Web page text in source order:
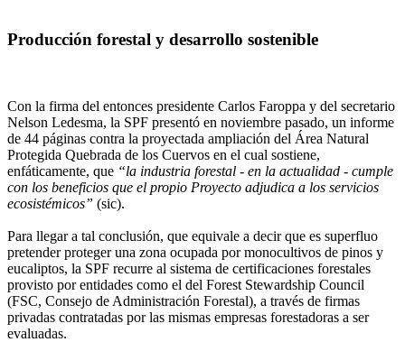
Producción forestal y desarrollo sostenible
Con la firma del entonces presidente Carlos Faroppa y del secretario
Nelson Ledesma, la SPF presentó en noviembre pasado, un informe
de 44 páginas contra la proyectada ampliación del Área Natural
Protegida Quebrada de los Cuervos en el cual sostiene,
enfáticamente, que “la industria forestal - en la actualidad - cumple
con los beneficios que el propio Proyecto adjudica a los servicios
ecosistémicos” (sic).
Para llegar a tal conclusión, que equivale a decir que es superfluo
pretender proteger una zona ocupada por monocultivos de pinos y
eucaliptos, la SPF recurre al sistema de certificaciones forestales
provisto por entidades como el del Forest Stewardship Council
(FSC, Consejo de Administración Forestal), a través de firmas
privadas contratadas por las mismas empresas forestadoras a ser
evaluadas.